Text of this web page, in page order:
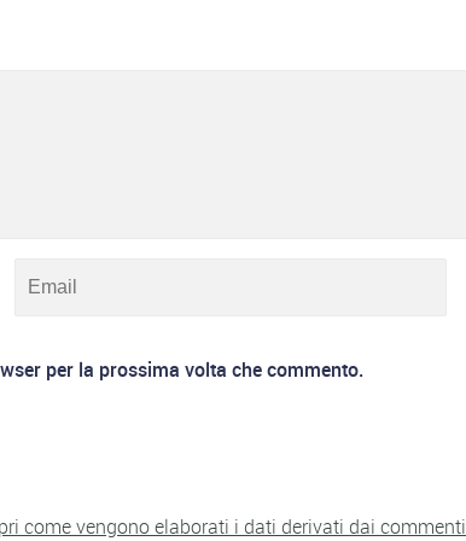
per la prossima volta che commento.
come vengono elaborati i dati derivati dai commenti